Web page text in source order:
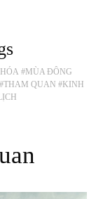
#MÙA ĐÔNG
#THAM QUAN #KINH